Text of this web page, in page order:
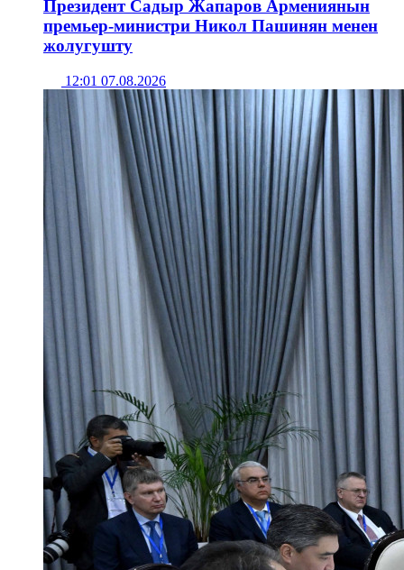
Президент Садыр Жапаров Армениянын
премьер-министри Никол Пашинян менен
жолугушту
12:01 07.08.2026